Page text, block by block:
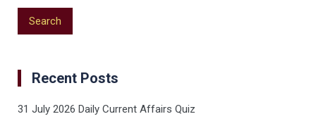
Recent Posts
31 July 2026 Daily Current Affairs Quiz